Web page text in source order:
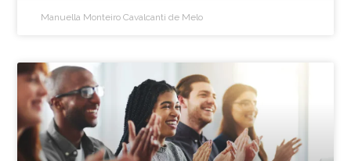
Manuella Monteiro Cavalcanti de Melo